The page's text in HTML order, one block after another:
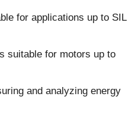
for applications up to SIL
suitable for motors up to
and analyzing energy